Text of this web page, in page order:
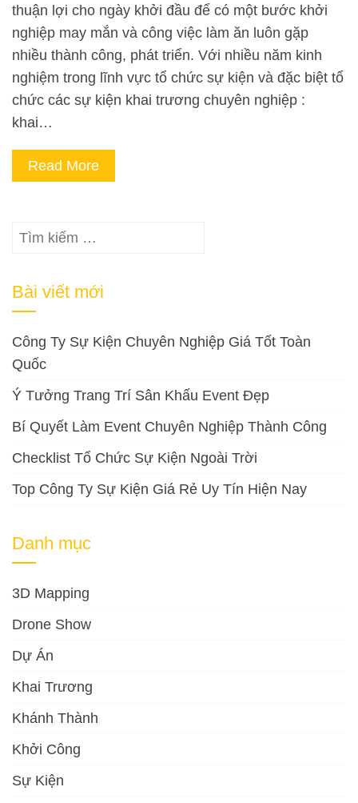
thuận lợi cho ngày khởi đầu để có một bước khởi
nghiệp may mắn và công việc làm ăn luôn gặp
nhiều thành công, phát triển. Với nhiều năm kinh
nghiệm trong lĩnh vực tổ chức sự kiện và đặc biệt tổ
chức các sự kiện khai trương chuyên nghiệp :
khai…
Read More
Tìm
Bài viết mới
Công Ty Sự Kiện Chuyên Nghiệp Giá Tốt Toàn
Quốc
Ý Tưởng Trang Trí Sân Khấu Event Đẹp
Bí Quyết Làm Event Chuyên Nghiệp Thành Công
Checklist Tổ Chức Sự Kiện Ngoài Trời
Top Công Ty Sự Kiện Giá Rẻ Uy Tín Hiện Nay
Danh mục
3D Mapping
Drone Show
Dự Án
Khai Trương
Khánh Thành
Khởi Công
Sự Kiện